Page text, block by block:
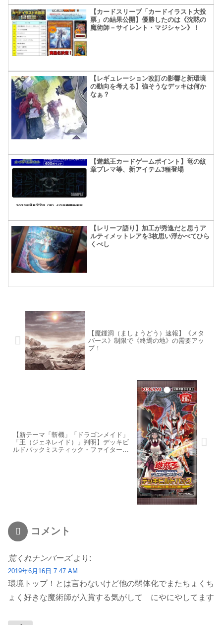
【カードスリーブ「カードイラスト大投
票」の結果公開】優勝したのは《沈黙の
魔術師－サイレント・マジシャン》！
【レギュレーション改訂の影響と新環境
の動向を考える】強そうなデッキは何か
なぁ？
【遊戯王カードゲームポイント】竜の紋
章プレマ等、新アイテム3種登場
【レリーフ語り】加工が秀逸だと思うア
ルティメットレアを3枚思い浮かべてひら
くべし
【魔鍾洞（ましょうどう）速報】《メタ
バース》制限で《終焉の地》の需要アッ
プ！
【新テーマ「斬機」「ドラゴンメイド」
「王（ジェネレイド）」判明】デッキビ
ルドパックミスティック・ファイターズ
コメント
荒くれナンバーズ より:
2019年6月16日 7:47 AM
環境トップ！とは言わないけど他の弱体化でまたちょくち
ょく好きな魔術師が入賞する気がして にやにやしてます